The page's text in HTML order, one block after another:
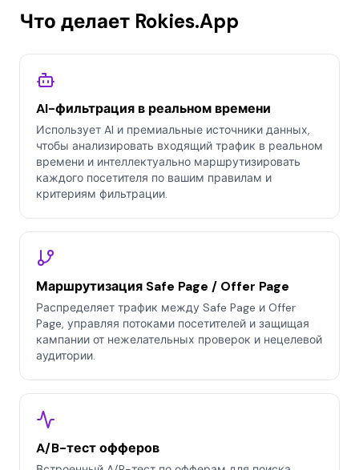
Что делает Rokies.App
AI-фильтрация в реальном времени
Использует AI и премиальные источники данных,
чтобы анализировать входящий трафик в реальном
времени и интеллектуально маршрутизировать
каждого посетителя по вашим правилам и
критериям фильтрации.
Маршрутизация Safe Page / Offer Page
Распределяет трафик между Safe Page и Offer
Page, управляя потоками посетителей и защищая
кампании от нежелательных проверок и нецелевой
аудитории.
A/B-тест офферов